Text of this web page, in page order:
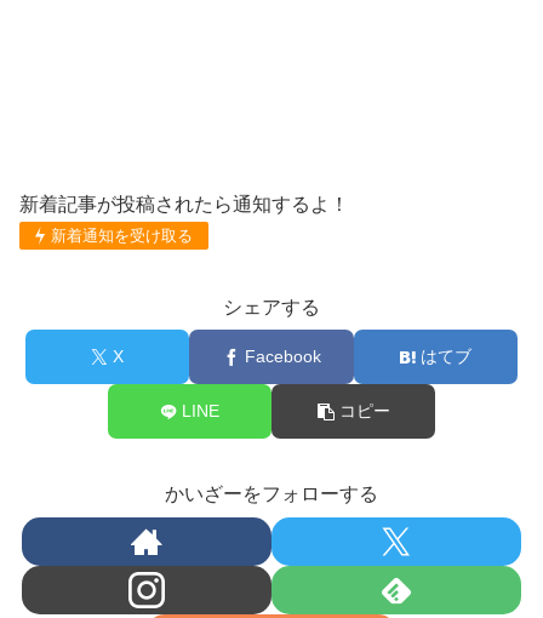
新着記事が投稿されたら通知するよ！
新着通知を受け取る
シェアする
X Facebook はてブ
LINE コピー
かいざーをフォローする